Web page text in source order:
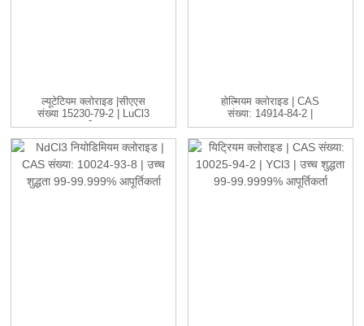
ल्यूटेटियम क्लोराइड |सीएएस
संख्या 15230-79-2 | LuCl3
सी...
होल्मियम क्लोराइड | CAS
संख्या: 14914-84-2 |
HoCl3 ...